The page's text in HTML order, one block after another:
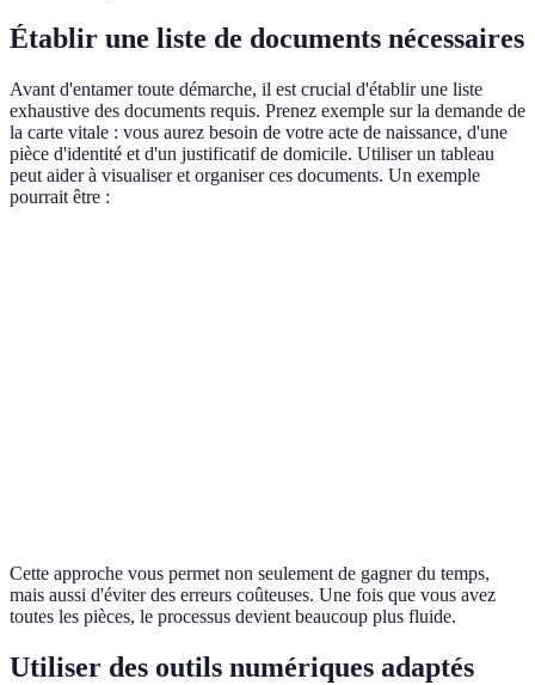
Établir une liste de documents nécessaires
Avant d'entamer toute démarche, il est crucial d'établir une liste
exhaustive des documents requis. Prenez exemple sur la demande de
la carte vitale : vous aurez besoin de votre acte de naissance, d'une
pièce d'identité et d'un justificatif de domicile. Utiliser un tableau
peut aider à visualiser et organiser ces documents. Un exemple
pourrait être :
Cette approche vous permet non seulement de gagner du temps,
mais aussi d'éviter des erreurs coûteuses. Une fois que vous avez
toutes les pièces, le processus devient beaucoup plus fluide.
Utiliser des outils numériques adaptés